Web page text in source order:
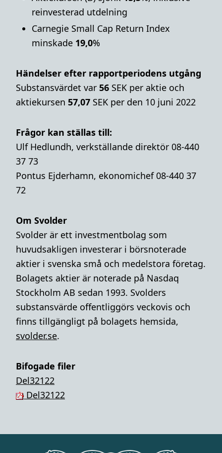
reinvesterad utdelning
Carnegie Small Cap Return Index
minskade 19,0%
Händelser efter rapportperiodens utgång
Substansvärdet var 56 SEK per aktie och
aktiekursen 57,07 SEK per den 10 juni 2022
Frågor kan ställas till:
Ulf Hedlundh, verkställande direktör 08-440
37 73
Pontus Ejderhamn, ekonomichef 08-440 37
72
Om Svolder
Svolder är ett investmentbolag som
huvudsakligen investerar i börsnoterade
aktier i svenska små och medelstora företag.
Bolagets aktier är noterade på Nasdaq
Stockholm AB sedan 1993. Svolders
substansvärde offentliggörs veckovis och
finns tillgängligt på bolagets hemsida,
svolder.se.
Bifogade filer
Del32122
Del32122